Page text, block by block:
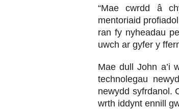
“Mae cwrdd â
mentoriaid
ran fy nyheadau
uwch ar gyfer y
Mae dull John a’i
technolegau
newydd syfrdanol.
wrth iddynt ennill